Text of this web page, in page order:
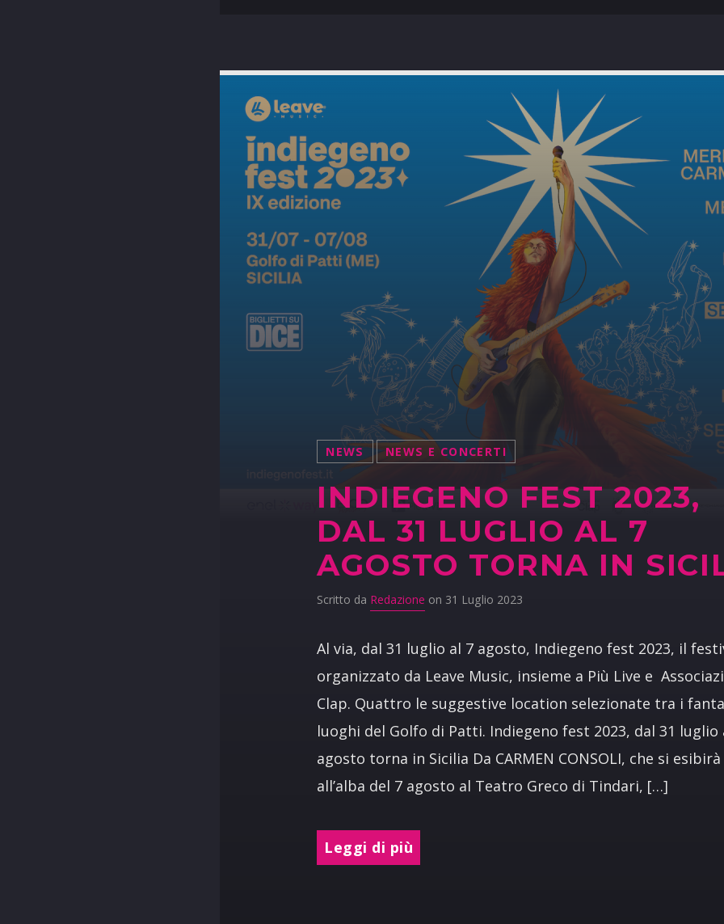
NEWS NEWS E CONCERTI
INDIEGENO FEST 2023,
DAL 31 LUGLIO AL 7
AGOSTO TORNA IN
Scritto da Redazione on 31 Luglio 2023
Al via, dal 31 luglio al 7 agosto, Indiegeno fest 2023, il
organizzato da Leave Music, insieme a Più Live e
Clap. Quattro le suggestive location selezionate tra i
luoghi del Golfo di Patti. Indiegeno fest 2023, dal 31 luglio
agosto torna in Sicilia Da CARMEN CONSOLI, che si esibirà
all’alba del 7 agosto al Teatro Greco di Tindari, […]
Leggi di più